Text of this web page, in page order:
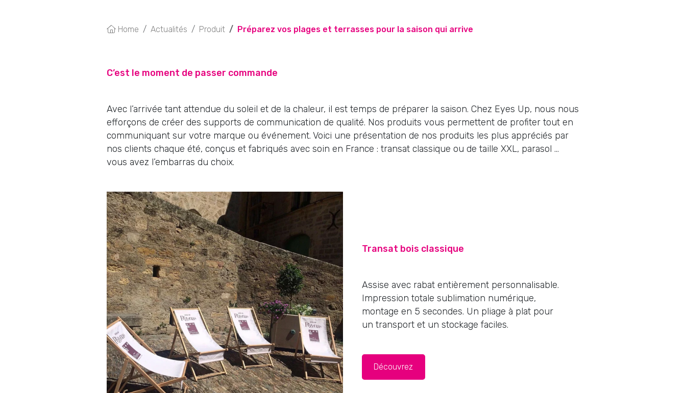
haute qualité, d’enseignes drapeau dynamiques, de stop-trottoirs attrayants et de séparateurs de terrasse
Découvrir nos solutions pour les Enseigne
Voir la gamme Signalétique
Home Actualités Produit Préparez vos plages et terrasses pour la saison qui arrive
C’est le moment de passer commande
Avec l’arrivée tant attendue du soleil et de la chaleur, il est temps de préparer la saison. Chez Eyes Up, nous nous
efforçons de créer des supports de communication de qualité. Nos produits vous permettent de profiter tout en
communiquant sur votre marque ou événement. Voici une présentation de nos produits les plus appréciés par
nos clients chaque été, conçus et fabriqués avec soin en France : transat classique ou de taille XXL, parasol …
vous avez l’embarras du choix.
Transat bois classique
Assise avec rabat entièrement personnalisable.
Impression totale sublimation numérique,
montage en 5 secondes. Un pliage à plat pour
un transport et un stockage faciles.
Découvrez